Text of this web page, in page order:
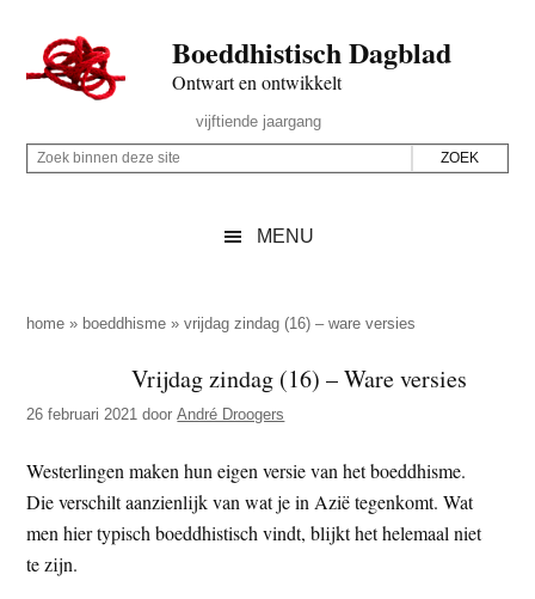
naar
de
inhoud
secondary
naar
de
sidebar
naar
de
Boeddhistisch Dagblad
Ontwart en ontwikkelt
Rechts
vijftiende jaargang
Z
p
z
e
s
i
t
Z
i
e
d
e
z
e
MENU
home » boeddhisme »vrijdag zindag (16) – ware versies
Vrijdag zindag (16) – Ware versies
26 februari 2021 doorAndré Droogers
Westerlingen maken hun eigen versie van het boeddhisme.
Die verschilt aanzienlijk van wat je in Azië tegenkomt. Wat
men hier typisch boeddhistisch vindt, blijkt het helemaal niet
te zijn.